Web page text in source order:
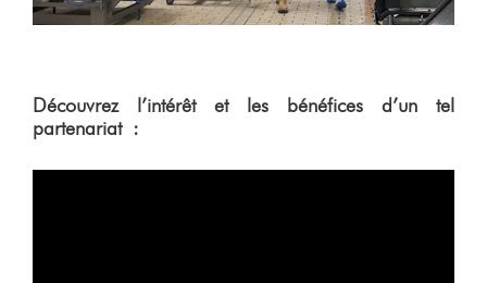
Découvrez l’intérêt et les bénéfices d’un tel
partenariat :